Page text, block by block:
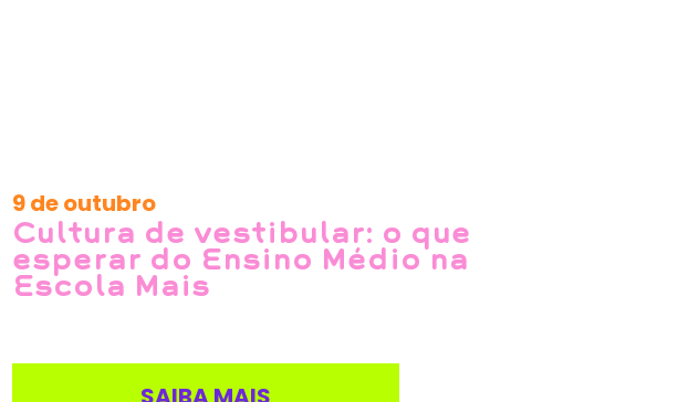
9 de outubro
Cultura de vestibular: o que
esperar do Ensino Médio na
Escola Mais